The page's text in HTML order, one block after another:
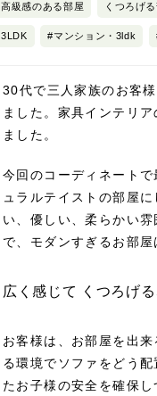
高級感のある部屋 くつろげ
3LDK #マンション・3ldk
30代で三人家族のお客
ました。家具インテリ
ました。
今回のコーディネート
ュラルテイストの部屋
い、優しい、柔らかい
で、モダンすぎるお部
広く感じて くつろげ
お客様は、お部屋を出
る環境でソファをどう
たお子様の安全を確保